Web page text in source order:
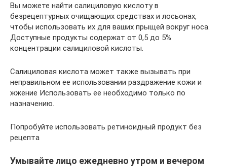
Вы можете найти салициловую кислоту в
безрецептурных очищающих средствах и лосьонах,
чтобы использовать их для ваших прыщей вокруг носа.
Доступные продукты содержат от 0,5 до 5%
концентрации салициловой кислоты.
Салициловая кислота может также вызывать при
неправильном ее использовании раздражение кожи и
жжение Использовать ее необходимо только по
назначению.
Попробуйте использовать ретиноидный продукт без
рецепта
Умывайте лицо ежедневно утром и вечером